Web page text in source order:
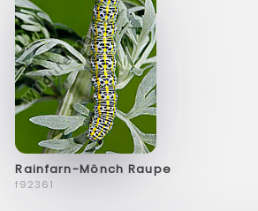
Rainfarn-Mönch Raupe
f92361